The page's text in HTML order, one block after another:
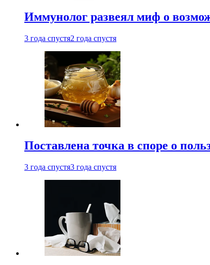
Иммунолог развеял миф о
3 года спустя2 года спустя
Поставлена точка в споре о
3 года спустя3 года спустя